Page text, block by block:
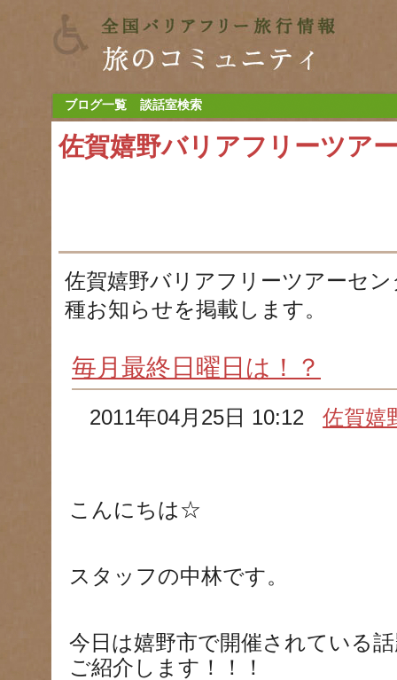
ブログ一覧 談話室検索
佐賀嬉野バリアフリーツア
佐賀嬉野バリアフリーツアーセ
種お知らせを掲載します。
毎月最終日曜日は！？
2011年04月25日 10:12佐賀嬉
こんにちは☆
スタッフの中林です。
今日は嬉野市で開催されている
ご紹介します！！！